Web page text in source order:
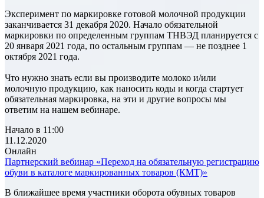
Эксперимент по маркировке готовой молочной продукции
заканчивается 31 декабря 2020. Начало обязательной
маркировки по определенным группам ТНВЭД планируется с
20 января 2021 года, по остальным группам — не позднее 1
октября 2021 года.
Что нужно знать если вы производите молоко и/или
молочную продукцию, как наносить коды и когда стартует
обязательная маркировка, на эти и другие вопросы мы
ответим на нашем вебинаре.
Начало в 11:00
11.12.2020
Онлайн
Партнерский вебинар «Переход на обязательную регистрацию
обуви в каталоге маркированных товаров (КМТ)»
В ближайшее время участники оборота обувных товаров